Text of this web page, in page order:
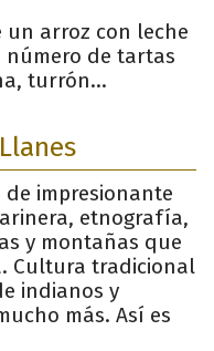
un arroz con leche
número de tartas
turrón...
impresionante
etnografía,
y montañas que
Cultura tradicional
indianos y
más. Así es